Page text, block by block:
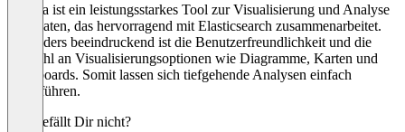
Kibana ist ein leistungsstarkes Tool zur Visualisierung und Analyse
von Daten, das hervorragend mit Elasticsearch zusammenarbeitet.
Besonders beeindruckend ist die Benutzerfreundlichkeit und die
Vielzahl an Visualisierungsoptionen wie Diagramme, Karten und
Dashboards. Somit lassen sich tiefgehende Analysen einfach
durchführen.
Was gefällt Dir nicht?